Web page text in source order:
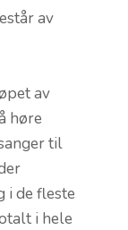
av
av
høre
til
i de fleste
i hele